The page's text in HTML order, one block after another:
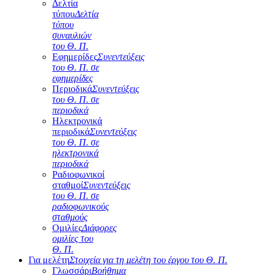
Δελτία
τύπουΔελτία
τύπου
συναυλιών
του Θ. Π.
ΕφημερίδεςΣυνεντεύξεις
του Θ. Π. σε
εφημερίδες
ΠεριοδικάΣυνεντεύξεις
του Θ. Π. σε
περιοδικά
Ηλεκτρονικά
περιοδικάΣυνεντεύξεις
του Θ. Π. σε
ηλεκτρονικά
περιοδικά
Ραδιοφωνικοί
σταθμοίΣυνεντεύξεις
του Θ. Π. σε
ραδιοφωνικούς
σταθμούς
ΟμιλίεςΔιάφορες
ομιλίες του
Θ. Π.
Για μελέτηΣτοιχεία για τη μελέτη του έργου του Θ. Π.
ΓλωσσάριΒοήθημα